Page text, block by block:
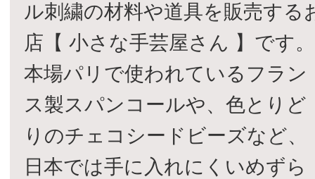
ル刺繍の材料や道具を販売する
店【 小さな手芸屋さん 】です。
本場パリで使われているフラン
ス製スパンコールや、色とりど
りのチェコシードビーズなど、
日本では手に入れにくいめずら